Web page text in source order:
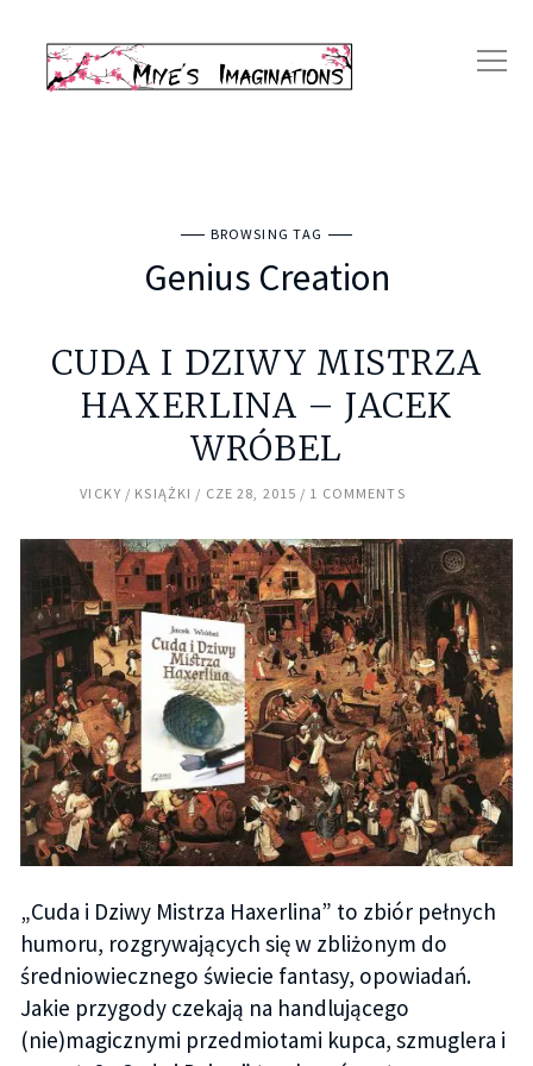
BROWSING TAG
Genius Creation
CUDA I DZIWY MISTRZA
HAXERLINA – JACEK
WRÓBEL
VICKY KSIĄŻKI CZE 28, 2015 1 COMMENTS
„Cuda i Dziwy Mistrza Haxerlina” to zbiór pełnych
humoru, rozgrywających się w zbliżonym do
średniowiecznego świecie fantasy, opowiadań.
Jakie przygody czekają na handlującego
(nie)magicznymi przedmiotami kupca, szmuglera i